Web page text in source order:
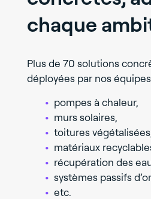
chaque
Plus de 70 solutions
déployées par nos
pompes à chaleur,
murs solaires,
toitures
matériaux
récupération des
systèmes passifs
etc.